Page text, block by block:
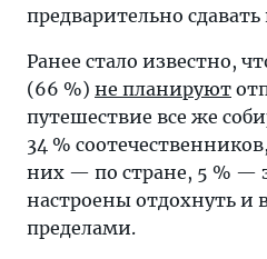
предварительно
Ранее стало известно,
(66 %) не планируют
путешествие все же
34 %
них — по стране, 5 % —
настроены отдохнуть и
пределами.